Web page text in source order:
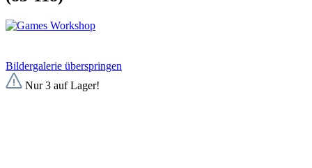
Bildergalerie überspringen
Nur 3 auf Lager!